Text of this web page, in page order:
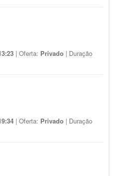
| Oferta: Privado | Duração
| Oferta: Privado | Duração